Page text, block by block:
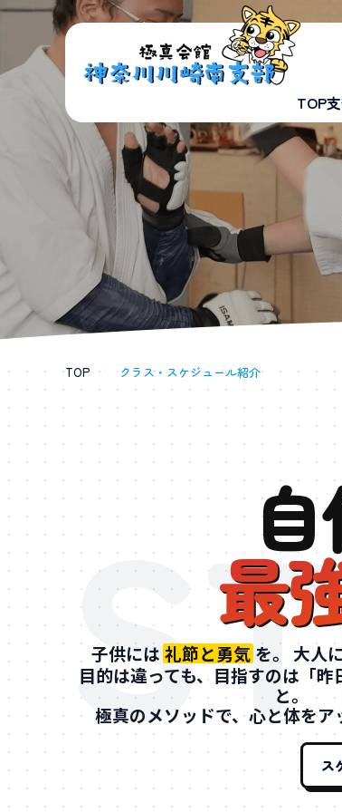
TOP
TOP クラス・スケジュール紹介
最
子供には 礼節と勇気 を。 大人
目的は違っても、目指すのは「昨
と。
極真のメソッドで、心と体をア
ス